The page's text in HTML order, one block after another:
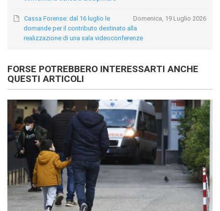
Domenica, 19 Luglio 2026
Cassa Forense: dal 16 luglio le
domande per il contributo destinato alla
realizzazione di una sala videoconferenze
FORSE POTREBBERO INTERESSARTI ANCHE
QUESTI ARTICOLI